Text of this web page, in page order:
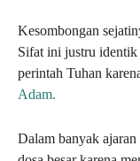
Kesombongan
Sifat ini justru
perintah Tuhan
Adam.
Dalam banyak ajaran